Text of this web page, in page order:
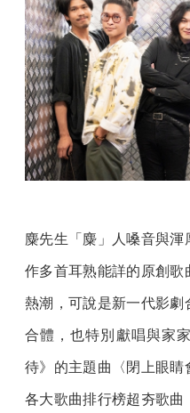
麋先生「麋」人嗓音與渾
作多首耳熟能詳的原創
熱潮，可說是新一代影
合體，也特別獻唱與家
待》的主題曲〈閉上眼
各大歌曲排行榜超夯歌曲